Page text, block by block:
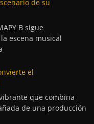
de su
B sigue
escena musical
el
que combina
de una producción